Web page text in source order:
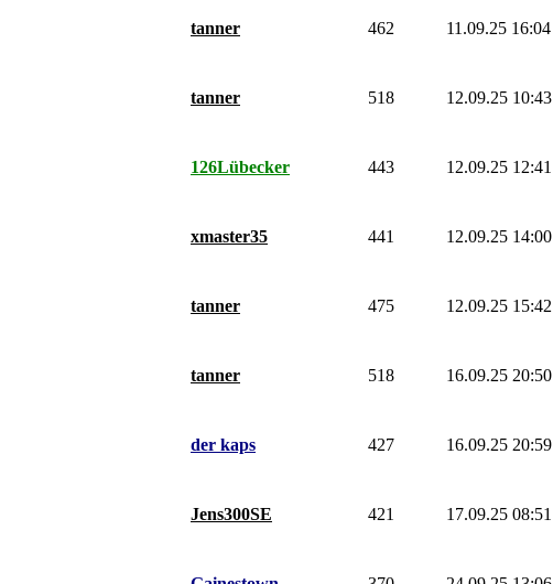
tanner 462 11.09.25 16:04
tanner 518 12.09.25 10:43
126Lübecker 443 12.09.25 12:41
xmaster35 441 12.09.25 14:00
tanner 475 12.09.25 15:42
tanner 518 16.09.25 20:50
der kaps 427 16.09.25 20:59
Jens300SE 421 17.09.25 08:51